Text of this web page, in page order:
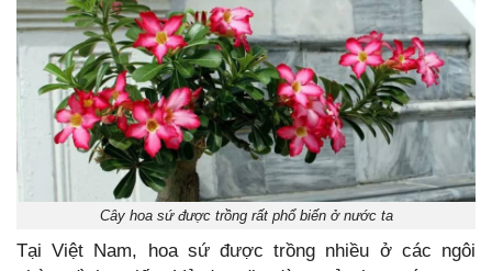
Cây hoa sứ được trồng rất phổ biến ở nước ta
Tại Việt Nam, hoa sứ được trồng nhiều ở các ngôi